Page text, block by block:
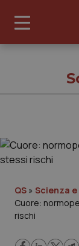
Governo e
Regioni e Asl
QS » Scienza
Cuore:
rischi